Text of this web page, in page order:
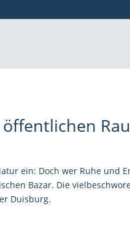
ein: Doch wer Ruhe und
Bazar. Die
Duisburg.